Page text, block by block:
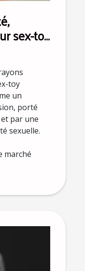
sex-toy
toy
un
porté
par une
sexuelle.
marché